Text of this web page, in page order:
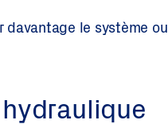
davantage le système ou